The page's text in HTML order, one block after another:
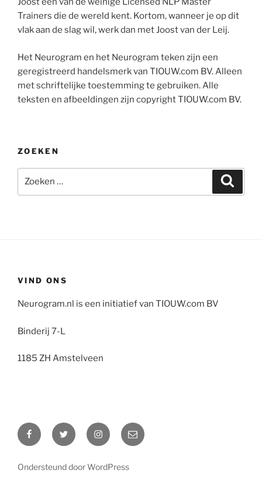
Trainers die de wereld kent. Kortom, wanneer je op dit
vlak aan de slag wil, werk dan met Joost van der Leij.
Het Neurogram en het Neurogram teken zijn een
geregistreerd handelsmerk van TIOUW.com BV. Alleen
met schriftelijke toestemming te gebruiken. Alle
teksten en afbeeldingen zijn copyright TIOUW.com BV.
ZOEKEN
naar:
VIND ONS
Neurogram.nl is een initiatief van TIOUW.com BV
Binderij 7-L
1185 ZH Amstelveen
FacebookTwitter Instagram
E-
mail
Ondersteund door WordPress